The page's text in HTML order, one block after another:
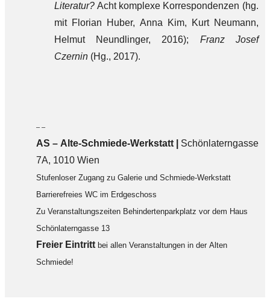
Literatur? Acht komplexe Korrespondenzen (hg.
mit Florian Huber, Anna Kim, Kurt Neumann,
Helmut Neundlinger, 2016); Franz Josef
Czernin(Hg., 2017).
– –
AS – Alte-Schmiede-Werkstatt | Schönlaterngasse
7A, 1010 Wien
Stufenloser Zugang zu Galerie und Schmiede-Werkstatt
Barrierefreies WC im Erdgeschoss
Zu Veranstaltungszeiten Behindertenparkplatz vor dem Haus
Schönlaterngasse 13
Freier Eintritt bei allen Veranstaltungen in der Alten
Schmiede!